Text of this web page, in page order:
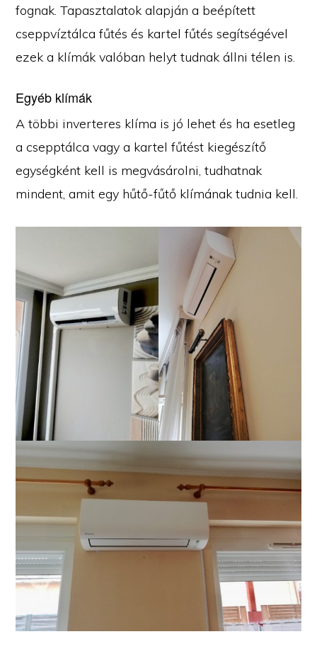
fognak. Tapasztalatok alapján a beépített
cseppvíztálca fűtés és kartel fűtés segítségével
ezek a klímák valóban helyt tudnak állni télen is.
Egyéb klímák
A többi inverteres klíma is jó lehet és ha esetleg
a csepptálca vagy a kartel fűtést kiegészítő
egységként kell is megvásárolni, tudhatnak
mindent, amit egy hűtő-fűtő klímának tudnia kell.